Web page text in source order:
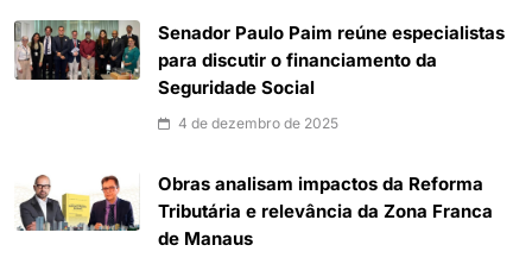
Senador Paulo Paim reúne especialistas
para discutir o financiamento da
Seguridade Social
4 de dezembro de 2025
Obras analisam impactos da Reforma
Tributária e relevância da Zona Franca
de Manaus